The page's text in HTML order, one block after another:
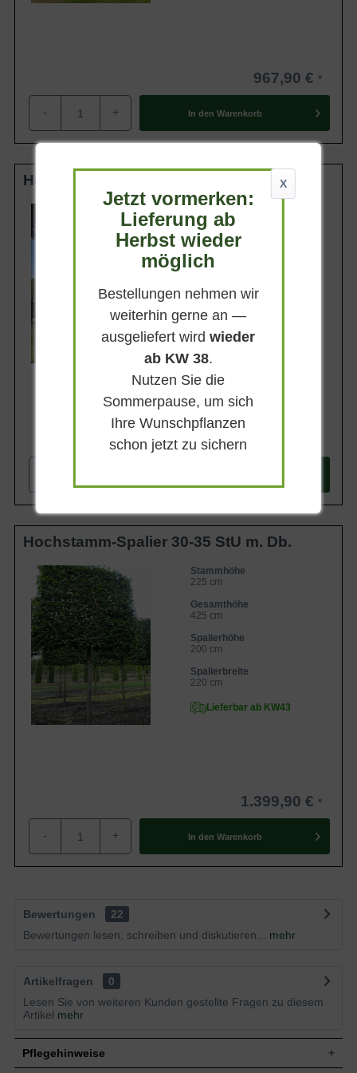
967,90 €
- + In den Warenkorb
Hochstamm-Spalier 25-30 StU m. Db.
225 cm
Gesamthöhe
425 cm
200 cm
Spalierbreite
220 cm
1.087,90 €
Hochstamm-Spalier 30-35 StU m. Db.
Stammhöhe
225 cm
Gesamthöhe
425 cm
Spalierhöhe
200 cm
Spalierbreite
220 cm
Lieferbar ab KW43
1.399,90 €
- + In den Warenkorb
Bewertungen
22
Bewertungen lesen, schreiben und diskutieren...
mehr
Artikelfragen
0
Lesen Sie von weiteren Kunden gestellte Fragen zu diesem
Artikel mehr
Pflegehinweise
X
Jetzt vormerken:
Lieferung ab
Herbst wieder
möglich
Bestellungen nehmen wir
weiterhin gerne an —
ausgeliefert wirdwieder
ab KW 38.
Nutzen Sie die
Sommerpause, um sich
Ihre Wunschpflanzen
schon jetzt zu sichern